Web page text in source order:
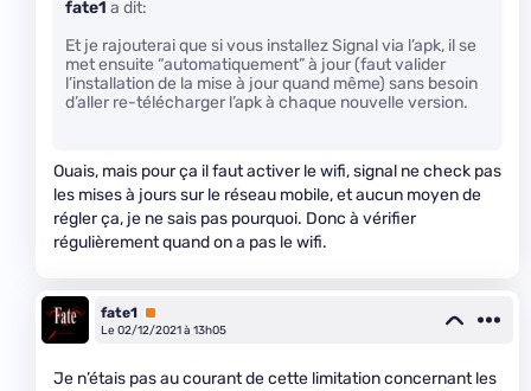
fate1 a dit:
Et je rajouterai que si vous installez Signal via l’apk, il se
met ensuite “automatiquement” à jour (faut valider
l’installation de la mise à jour quand même) sans besoin
d’aller re-télécharger l’apk à chaque nouvelle version.
Ouais, mais pour ça il faut activer le wifi, signal ne check pas
les mises à jours sur le réseau mobile, et aucun moyen de
régler ça, je ne sais pas pourquoi. Donc à vérifier
régulièrement quand on a pas le wifi.
fate1 Premium
Le 02/12/2021 à 13h05
Je n’étais pas au courant de cette limitation concernant les